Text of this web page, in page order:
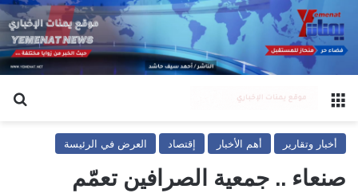
القائمة
أخبار وتقارير أهم الأخبار إقتصاد العرض في الرئيسة
صنعاء .. جمعية الصرافين تعمّم